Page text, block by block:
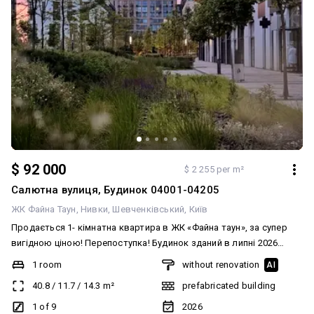
$ 92 000 $ 2 255 per m²
Салютна вулиця, Будинок 04001-04205
ЖК Файна Таун Нивки Шевченківський Київ
Продається 1- кімнатна квартира в ЖК «Файна таун», за супер
вигідною ціною! Перепоступка! Будинок зданий в липні 2026
року! Будинок № 42 Секція № 04202 Поверх 1 житловий ( по факту
санвузол, гардероб, засклена лоджія! Файна Таун - це місто в
місті, цілодобова охорона, відеонагляд, закрита територія
1 room
40.8/ 11.7 / 14.3 m²
1 of 9
without renovation AI
prefabricated building
2026